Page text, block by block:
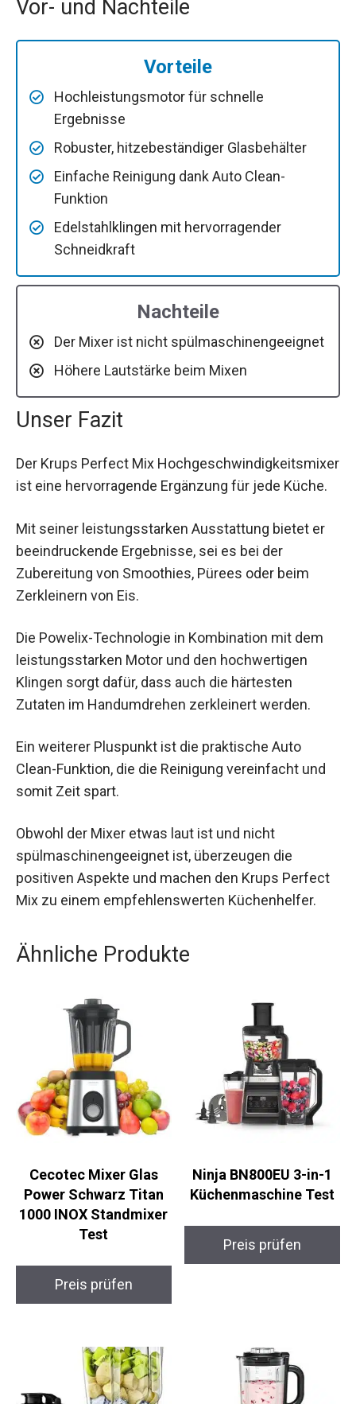
Vor- und Nachteile
Vorteile
Hochleistungsmotor für schnelle
Ergebnisse
Robuster, hitzebeständiger Glasbehälter
Einfache Reinigung dank Auto Clean-
Funktion
Edelstahlklingen mit hervorragender
Schneidkraft
Nachteile
Der Mixer ist nicht spülmaschinengeeignet
Höhere Lautstärke beim Mixen
Unser Fazit
Der Krups Perfect Mix Hochgeschwindigkeitsmixer
ist eine hervorragende Ergänzung für jede Küche.
Mit seiner leistungsstarken Ausstattung bietet er
beeindruckende Ergebnisse, sei es bei der
Zubereitung von Smoothies, Pürees oder beim
Zerkleinern von Eis.
Die Powelix-Technologie in Kombination mit dem
leistungsstarken Motor und den hochwertigen
Klingen sorgt dafür, dass auch die härtesten
Zutaten im Handumdrehen zerkleinert werden.
Ein weiterer Pluspunkt ist die praktische Auto
Clean-Funktion, die die Reinigung vereinfacht und
somit Zeit spart.
Obwohl der Mixer etwas laut ist und nicht
spülmaschinengeeignet ist, überzeugen die
positiven Aspekte und machen den Krups Perfect
Mix zu einem empfehlenswerten Küchenhelfer.
Ähnliche Produkte
Cecotec Mixer Glas
Power Schwarz Titan
1000 INOX Standmixer
Test
Preis prüfen
Ninja BN800EU 3-in-1
Küchenmaschine Test
Preis prüfen